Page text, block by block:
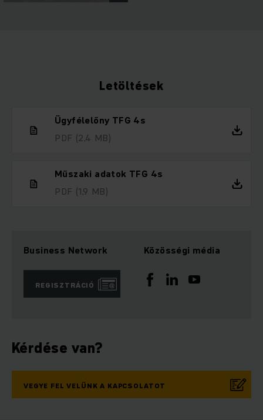
Letöltések
Ügyfélelőny TFG 4s
PDF (2,4 MB)
Műszaki adatok TFG 4s
PDF (1,9 MB)
Business Network
REGISZTRÁCIÓ
Közösségi média
Kérdése van?
VEGYE FEL VELÜNK A KAPCSOLATOT